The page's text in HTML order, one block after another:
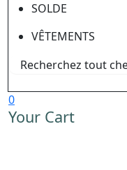
SOLDE
VÊTEMENTS
0
Your Cart